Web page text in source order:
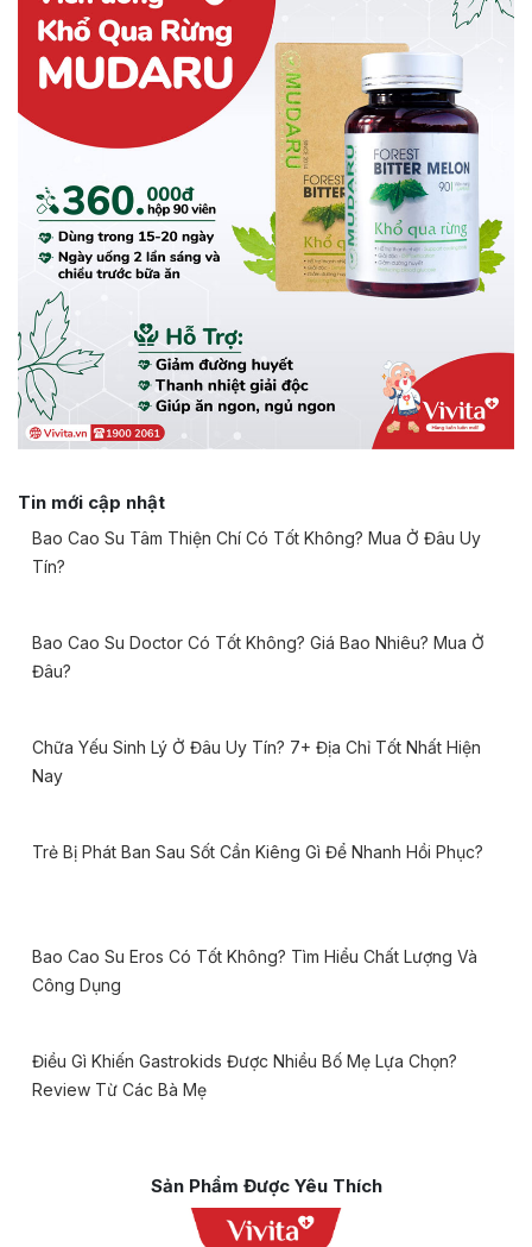
Tin mới cập nhật
Bao Cao Su Tâm Thiện Chí Có Tốt Không? Mua Ở Đâu Uy
Tín?
Bao Cao Su Doctor Có Tốt Không? Giá Bao Nhiêu? Mua Ở
Đâu?
Chữa Yếu Sinh Lý Ở Đâu Uy Tín? 7+ Địa Chỉ Tốt Nhất Hiện
Nay
Trẻ Bị Phát Ban Sau Sốt Cần Kiêng Gì Để Nhanh Hồi Phục?
Bao Cao Su Eros Có Tốt Không? Tìm Hiểu Chất Lượng Và
Công Dụng
Điều Gì Khiến Gastrokids Được Nhiều Bố Mẹ Lựa Chọn?
Review Từ Các Bà Mẹ
Sản Phẩm Được Yêu Thích